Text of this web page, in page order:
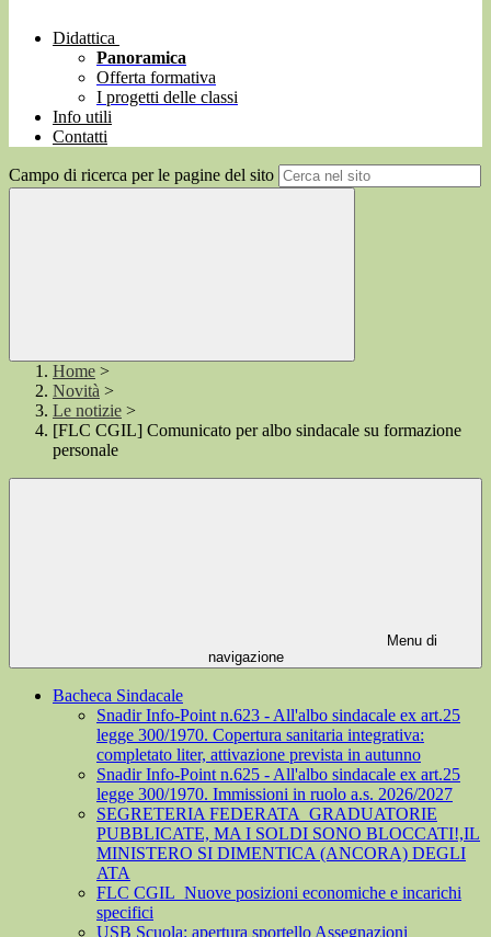
Didattica
Panoramica
Offerta formativa
I progetti delle classi
Info utili
Contatti
Campo di ricerca per le pagine del sito
Home >
Novità >
Le notizie >
[FLC CGIL] Comunicato per albo sindacale su formazione
personale
Menu di
navigazione
Bacheca Sindacale
Snadir Info-Point n.623 - All'albo sindacale ex art.25
legge 300/1970. Copertura sanitaria integrativa:
completato liter, attivazione prevista in autunno
Snadir Info-Point n.625 - All'albo sindacale ex art.25
legge 300/1970. Immissioni in ruolo a.s. 2026/2027
SEGRETERIA FEDERATA_GRADUATORIE
PUBBLICATE, MA I SOLDI SONO BLOCCATI!,IL
MINISTERO SI DIMENTICA (ANCORA) DEGLI
ATA
FLC CGIL_Nuove posizioni economiche e incarichi
specifici
USB Scuola: apertura sportello Assegnazioni